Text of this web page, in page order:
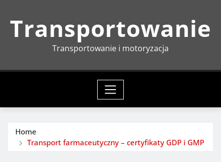
Transportowanie
Transportowanie i motoryzacja
Home
Transport farmaceutyczny – certyfikaty GDP i GMP